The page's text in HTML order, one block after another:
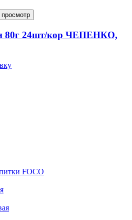
80г 24шт/кор ЧЕПЕНКО,
FOCO